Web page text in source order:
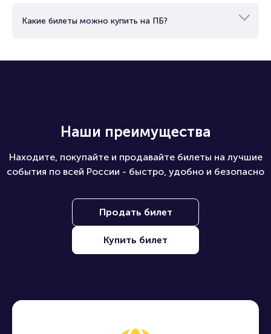
Какие билеты можно купить на ПБ?
Наши преимущества
Находите, покупайте и продавайте билеты на лучшие
события по всей России - быстро, удобно и безопасно
Продать билет
Купить билет